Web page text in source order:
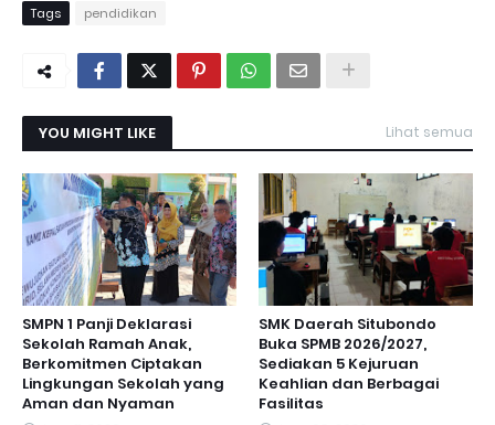
Tags pendidikan
YOU MIGHT LIKE Lihat semua
SMPN 1 Panji Deklarasi
Sekolah Ramah Anak,
Berkomitmen Ciptakan
Lingkungan Sekolah yang
Aman dan Nyaman
SMK Daerah Situbondo
Buka SPMB 2026/2027,
Sediakan 5 Kejuruan
Keahlian dan Berbagai
Fasilitas